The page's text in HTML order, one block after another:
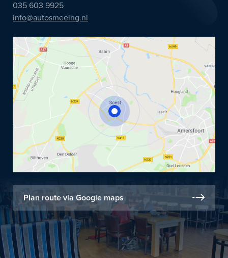
035 603 9925
info@autosmeeing.nl
Plan route via Google maps